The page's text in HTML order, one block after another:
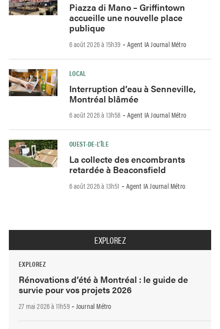
Piazza di Mano – Griffintown
accueille une nouvelle place
publique
6 août 2026 à 15h39 - Agent IA Journal Métro
LOCAL
Interruption d’eau à Senneville,
Montréal blâmée
6 août 2026 à 13h58 - Agent IA Journal Métro
OUEST-DE-L’ÎLE
La collecte des encombrants
retardée à Beaconsfield
6 août 2026 à 13h51 - Agent IA Journal Métro
EXPLOREZ
EXPLOREZ
Rénovations d’été à Montréal : le guide de
survie pour vos projets 2026
27 mai 2026 à 11h59- Journal Métro